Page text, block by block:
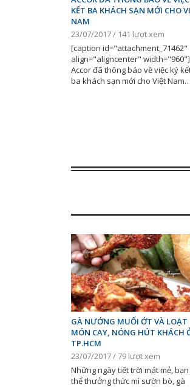
KẾT BA KHÁCH SẠN MỚI CHO
NAM
23/07/2017 / 141 lượt xem
[caption id="attachment_71462"
align="aligncenter" width="960"]
Accor đã thông báo về việc ký
ba khách sạn mới cho Việt Nam…
GÀ NƯỚNG MUỐI ỚT VÀ LOẠT
MÓN CAY, NÓNG HÚT KHÁCH
TP.HCM
23/07/2017 / 79 lượt xem
Những ngày tiết trời mát mẻ, bạn
thể thưởng thức mì sườn bò, gà